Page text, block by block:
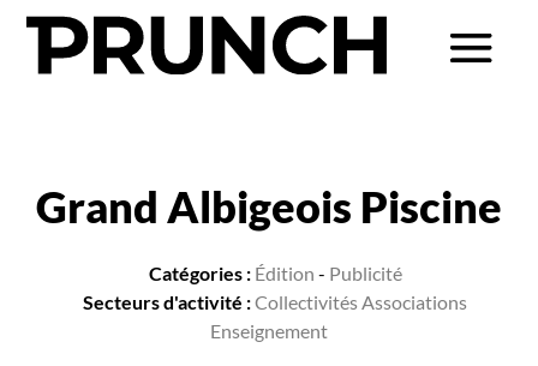
Grand Albigeois Piscine
Catégories : Édition - Publicité
Secteurs d'activité :Collectivités Associations
Enseignement